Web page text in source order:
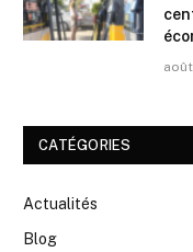
CATÉGORIES
Actualités
Blog